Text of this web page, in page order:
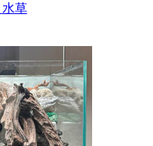
水草